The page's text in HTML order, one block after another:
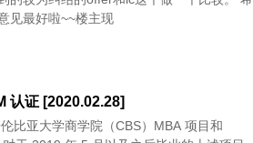
见最好啦~~楼主现
认证 [2020.02.28]
比亚大学商学院（CBS）MBA 项目和